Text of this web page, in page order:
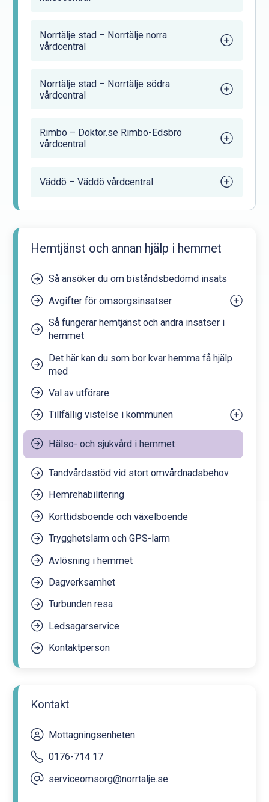
Norrtälje stad – Norrtälje norra
vårdcentral
Norrtälje stad – Norrtälje södra
vårdcentral
Rimbo – Doktor.se Rimbo-Edsbro
vårdcentral
Väddö – Väddö vårdcentral
Hemtjänst och annan hjälp i hemmet
Så ansöker du om biståndsbedömd insats
Avgifter för omsorgsinsatser
Preliminär avgift för din äldreomsorg
Så fungerar hemtjänst och andra insatser i
hemmet
Det här kan du som bor kvar hemma få hjälp
med
Val av utförare
Tillfällig vistelse i kommunen
För handläggare i bosättningskommunen
Hälso- och sjukvård i hemmet
Tandvårdsstöd vid stort omvårdnadsbehov
Hemrehabilitering
Korttidsboende och växelboende
Trygghetslarm och GPS-larm
Avlösning i hemmet
Dagverksamhet
Turbunden resa
Ledsagarservice
Kontaktperson
Kontakt
Mottagningsenheten
0176-714 17
serviceomsorg@norrtalje.se